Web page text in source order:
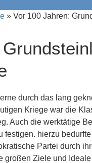
» Vor 100 Jahren:
durch das lang
Kriege war die
Auch die werktätige
festigen. hierzu
Partei durch
großen Ziele und